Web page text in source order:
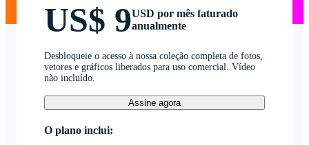
US$ 9USD por mês faturado
anualmente
Desbloqueie o acesso à nossa coleção completa de fotos,
vetores e gráficos liberados para uso comercial. Vídeo
não incluído.
Assine agora
O plano inclui: